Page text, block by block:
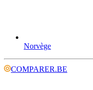
Norvège
COMPARER.BE